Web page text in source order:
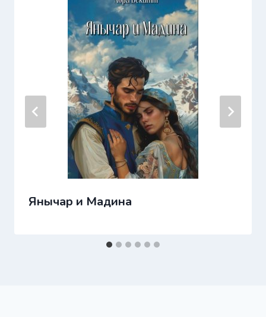
Янычар и Мадина